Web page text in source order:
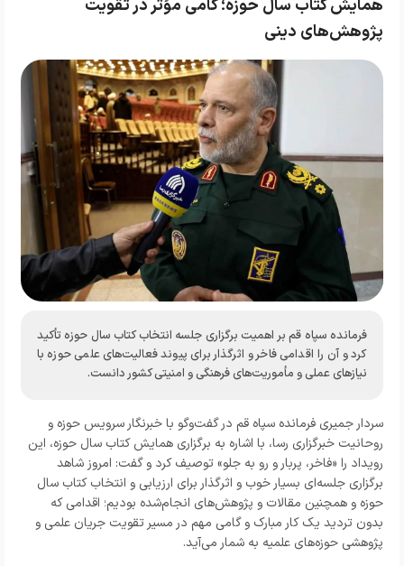
همایش کتاب سال حوزه؛ گامی مؤثر در تقویت
پژوهش‌های دینی
فرمانده سپاه قم بر اهمیت برگزاری جلسه انتخاب کتاب سال حوزه تأکید
کرد و آن را اقدامی فاخر و اثرگذار برای پیوند فعالیت‌های علمی حوزه با
نیازهای عملی و مأموریت‌های فرهنگی و امنیتی کشور دانست.
سردار جمیری فرمانده سپاه قم در گفت‌وگو باخبرنگار سرویس حوزه و
روحانیت خبرگزاری رسا، با اشاره به برگزاری همایش کتاب سال حوزه، این
رویداد را «فاخر، پربار و رو به جلو» توصیف کرد و گفت: امروز شاهد
برگزاری جلسه‌ای بسیار خوب و اثرگذار برای ارزیابی و انتخاب کتاب سال
حوزه و همچنین مقالات و پژوهش‌های انجام‌شده بودیم؛ اقدامی که
بدون تردید یک کار مبارک و گامی مهم در مسیر تقویت جریان علمی و
پژوهشی حوزه‌های علمیه به شمار می‌آید.